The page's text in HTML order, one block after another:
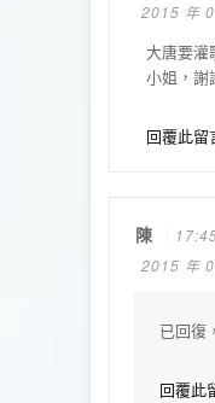
2015 年
大唐要灌
小姐，謝
回覆此留
陳
2015 年
已回復
回覆此